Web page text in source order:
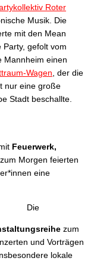
Roter
Musik. Die
mit den Mean
gefolt vom
Mannheim einen
Wagen , der die
nur eine große
Stadt beschallte.
Feuerwerk,
Morgen feierten
eine
Die
zum
und Vorträgen
lokale